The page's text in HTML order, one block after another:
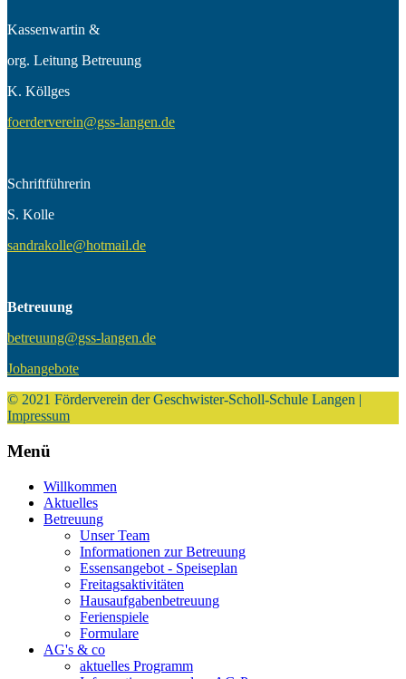
Kassenwartin &
org. Leitung Betreuung
K. Köllges
foerderverein@gss-langen.de
Schriftführerin
S. Kolle
sandrakolle@hotmail.de
Betreuung
betreuung@gss-langen.de
Jobangebote
© 2021 Förderverein der Geschwister-Scholl-Schule Langen |
Impressum
Menü
Willkommen
Aktuelles
Betreuung
Unser Team
Informationen zur Betreuung
Essensangebot - Speiseplan
Freitagsaktivitäten
Hausaufgabenbetreuung
Ferienspiele
Formulare
AG's & co
aktuelles Programm